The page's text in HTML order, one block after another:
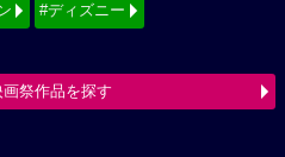
#ディズニー
祭作品を探す